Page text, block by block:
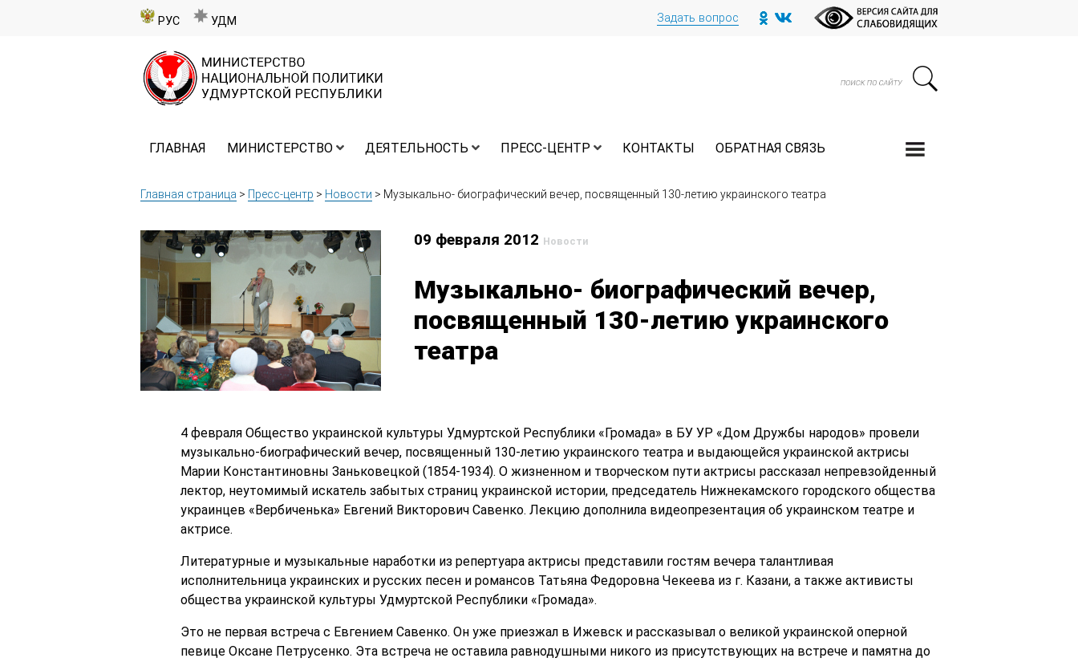
РУС УДМ Задать вопрос
ГЛАВНАЯ МИНИСТЕРСТВО ДЕЯТЕЛЬНОСТЬ ПРЕСС-ЦЕНТР КОНТАКТЫ ОБРАТНАЯ СВЯЗЬ
Главная страница > Пресс-центр > Новости > Музыкально- биографический вечер, посвященный 130-летию украинского театра
09 февраля 2012 Новости
Музыкально- биографический вечер,
посвященный 130-летию украинского
театра
4 февраля Общество украинской культуры Удмуртской Республики «Громада» в БУ УР «Дом Дружбы народов» провели
музыкально-биографический вечер, посвященный 130-летию украинского театра и выдающейся украинской актрисы
Марии Константиновны Заньковецкой (1854-1934). О жизненном и творческом пути актрисы рассказал непревзойденный
лектор, неутомимый искатель забытых страниц украинской истории, председатель Нижнекамского городского общества
украинцев «Вербиченька» Евгений Викторович Савенко. Лекцию дополнила видеопрезентация об украинском театре и
актрисе.
Литературные и музыкальные наработки из репертуара актрисы представили гостям вечера талантливая
исполнительница украинских и русских песен и романсов Татьяна Федоровна Чекеева из г. Казани, а также активисты
общества украинской культуры Удмуртской Республики «Громада».
Это не первая встреча с Евгением Савенко. Он уже приезжал в Ижевск и рассказывал о великой украинской оперной
певице Оксане Петрусенко. Эта встреча не оставила равнодушными никого из присутствующих на встрече и памятна до